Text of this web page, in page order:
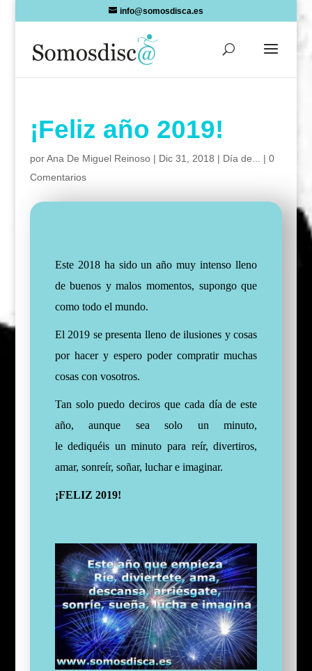
info@somosdisca.es
¡Feliz año 2019!
porAna De Miguel Reinoso| Dic 31, 2018 | Día de... | 0
Comentarios
Este 2018 ha sido un año muy intenso lleno
de buenos y malos momentos, supongo que
como todo el mundo.
El 2019 se presenta lleno de ilusiones y cosas
por hacer y espero poder compratir muchas
cosas con vosotros.
Tan solo puedo deciros que cada día de este
año, aunque sea solo un minuto,
ledediquéis un minuto para reír, divertiros,
amar, sonreír, soñar, luchar e imaginar.
¡FELIZ 2019!